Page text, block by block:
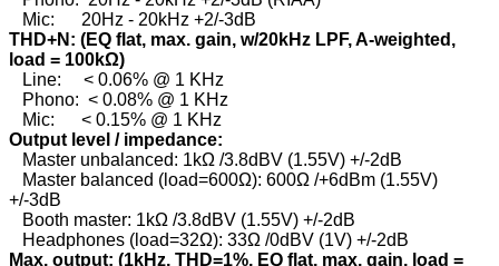
Mic: 20Hz - 20kHz +2/-3dB
THD+N: (EQ flat, max. gain, w/20kHz LPF, A-weighted,
load = 100kΩ)
Line: < 0.06% @ 1 KHz
Phono: < 0.08% @ 1 KHz
Mic: < 0.15% @ 1 KHz
Output level / impedance:
Master unbalanced: 1kΩ /3.8dBV (1.55V) +/-2dB
Master balanced (load=600Ω): 600Ω /+6dBm (1.55V)
+/-3dB
Booth master: 1kΩ /3.8dBV (1.55V) +/-2dB
Headphones (load=32Ω): 33Ω /0dBV (1V) +/-2dB
Max. output: (1kHz, THD=1%, EQ flat, max. gain, load =